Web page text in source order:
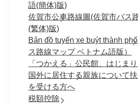
語(簡体)版)
佐賀市公車路線圖(佐賀市バス
(繁体)版)
Bản đồ tuyến xe buýt thành
ス路線マップ ベトナム語版）
「つかえる」公民館、はじまり
国外に居住する親族について
を受ける方へ
税額控除